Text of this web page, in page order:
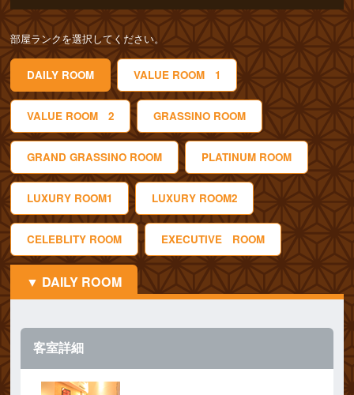
部屋ランクを選択してください。
DAILY ROOM VALUE ROOM 1
VALUE ROOM 2 GRASSINO ROOM
GRAND GRASSINO ROOM PLATINUM ROOM
LUXURY ROOM1 LUXURY ROOM2
CELEBLITY ROOM EXECUTIVE ROOM
DAILY ROOM
客室詳細